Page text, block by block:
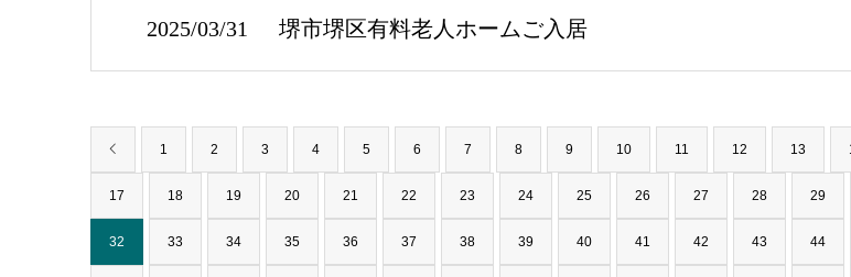
2025/03/31 堺市堺区有料老人ホームご入居
1 2 3 4 5 6 7 8 9 10 11 12 13
17 18 19 20 21 22 23 24 25 26 27 28 29
32 33 34 35 36 37 38 39 40 41 42 43 44